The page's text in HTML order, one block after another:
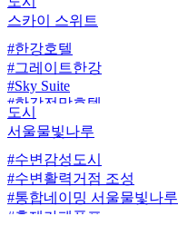
스카이 스위트
#한강호텔
#그레이트한강
#Sky Suite
#한강전망호텔
#스카이스위트
도시
서울물빛나루
#수변감성도시
#수변활력거점 조성
#통합네이밍 서울물빛나루
#홍제카페폭포